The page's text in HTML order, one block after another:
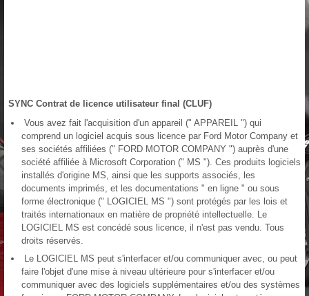
SYNC Contrat de licence utilisateur final (CLUF)
Vous avez fait l'acquisition d'un appareil (" APPAREIL ") qui
comprend un logiciel acquis sous licence par Ford Motor Company et
ses sociétés affiliées (" FORD MOTOR COMPANY ") auprès d'une
société affiliée à Microsoft Corporation (" MS "). Ces produits logiciels
installés d'origine MS, ainsi que les supports associés, les
documents imprimés, et les documentations " en ligne " ou sous
forme électronique (" LOGICIEL MS ") sont protégés par les lois et
traités internationaux en matière de propriété intellectuelle. Le
LOGICIEL MS est concédé sous licence, il n'est pas vendu. Tous
droits réservés.
Le LOGICIEL MS peut s'interfacer et/ou communiquer avec, ou peut
faire l'objet d'une mise à niveau ultérieure pour s'interfacer et/ou
communiquer avec des logiciels supplémentaires et/ou des systèmes